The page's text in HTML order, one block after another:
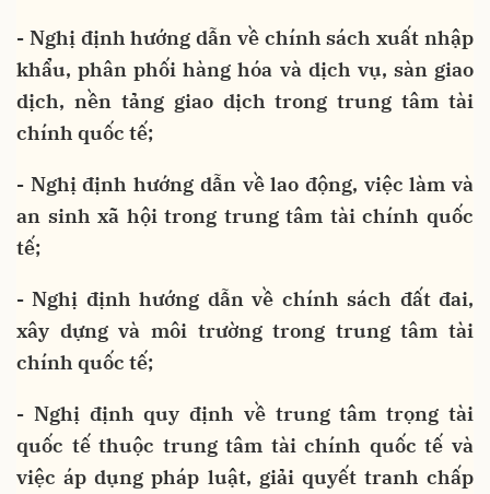
- Nghị định hướng dẫn về chính sách xuất nhập
khẩu, phân phối hàng hóa và dịch vụ, sàn giao
dịch, nền tảng giao dịch trong trung tâm tài
chính quốc tế;
- Nghị định hướng dẫn về lao động, việc làm và
an sinh xã hội trong trung tâm tài chính quốc
tế;
- Nghị định hướng dẫn về chính sách đất đai,
xây dựng và môi trường trong trung tâm tài
chính quốc tế;
- Nghị định quy định về trung tâm trọng tài
quốc tế thuộc trung tâm tài chính quốc tế và
việc áp dụng pháp luật, giải quyết tranh chấp